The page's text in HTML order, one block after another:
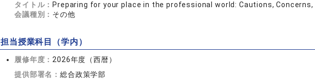
タイトル： Preparing for your place in the professional world: Cautions,
会議種別： その他
担当授業科目（学内）
履修年度： 2026年度（西暦）
提供部署名：総合政策学部